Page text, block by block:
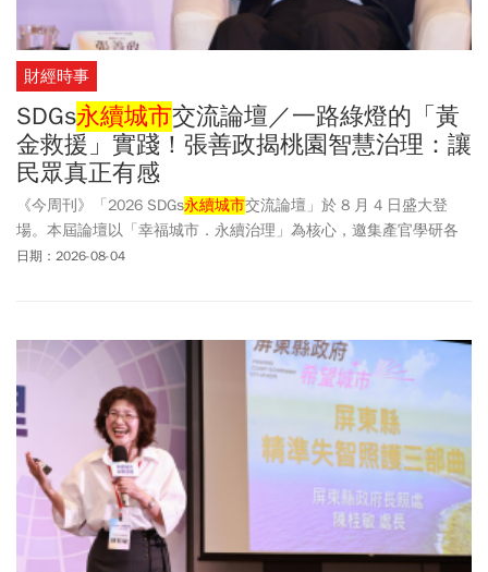
財經時事
SDGs永續城市交流論壇／一路綠燈的「黃
金救援」實踐！張善政揭桃園智慧治理：讓
民眾真正有感
《今周刊》「2026 SDGs永續城市交流論壇」於 8 月 4 日盛大登
場。本屆論壇以「幸福城市．永續治理」為核心，邀集產官學研各
界代表齊聚一堂。在備受矚目的「
日期：2026-08-04